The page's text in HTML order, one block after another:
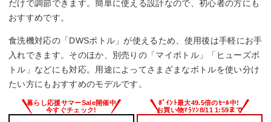
だけで調節できます。簡単に使える設計なので、初心者の方にも
おすすめです。
食洗機対応の「DWSボトル」が使えるため、使用後は手軽にお手
入れできます。そのほか、別売りの「マイボトル」「ヒューズボ
トル」などにも対応。用途によってさまざまなボトルを使い分け
たい方にもおすすめのモデルです。